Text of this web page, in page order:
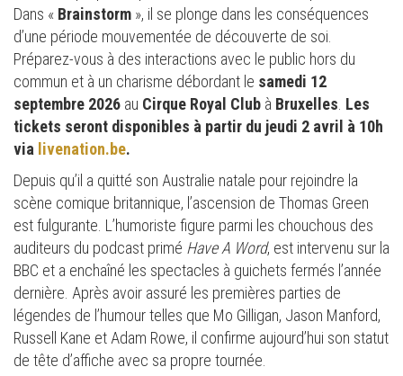
Dans « Brainstorm », il se plonge dans les conséquences
d’une période mouvementée de découverte de soi.
Préparez-vous à des interactions avec le public hors du
commun et à un charisme débordant le samedi 12
septembre 2026 au Cirque Royal Club à Bruxelles Les
tickets seront disponibles à partir du jeudi 2 avril à 10h
via livenation.be.
Depuis qu’il a quitté son Australie natale pour rejoindre la
scène comique britannique, l’ascension de Thomas Green
est fulgurante. L’humoriste figure parmi les chouchous des
auditeurs du podcast primé Have A Word, est intervenu sur la
BBC et a enchaîné les spectacles à guichets fermés l’année
dernière. Après avoir assuré les premières parties de
légendes de l’humour telles que Mo Gilligan, Jason Manford,
Russell Kane et Adam Rowe, il confirme aujourd’hui son statut
de tête d’affiche avec sa propre tournée.